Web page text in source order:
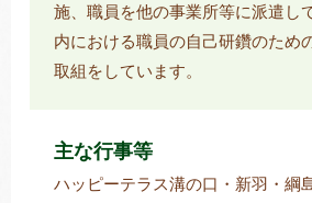
施、職員を他の事業所等に派遣し
内における職員の自己研鑽のため
取組をしています。
主な行事等
ハッピーテラス溝の口・新羽・綱